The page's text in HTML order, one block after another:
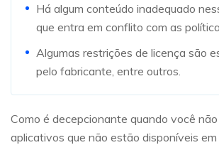
Há algum conteúdo inadequado
que entra em conflito com as
Algumas restrições de licença são
pelo fabricante, entre outros.
Como é decepcionante quando você
aplicativos que não estão disponíveis em